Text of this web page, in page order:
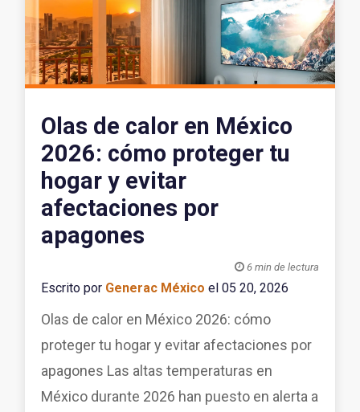
Olas de calor en México
2026: cómo proteger tu
hogar y evitar
afectaciones por
apagones
 6 min de lectura
Escrito por Generac México el 05 20, 2026
Olas de calor en México 2026: cómo
proteger tu hogar y evitar afectaciones por
apagones Las altas temperaturas en
México durante 2026 han puesto en alerta a